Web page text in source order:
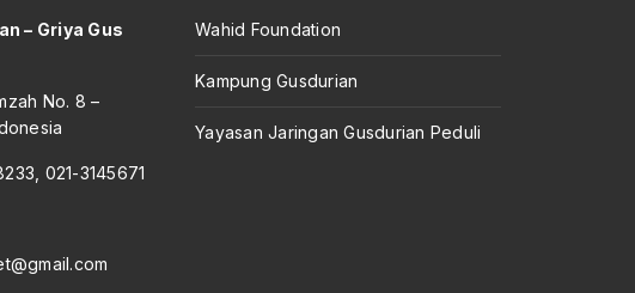
– Griya Gus
No. 8 –
021-3145671
Wahid Foundation
Kampung Gusdurian
Yayasan Jaringan Gusdurian Peduli